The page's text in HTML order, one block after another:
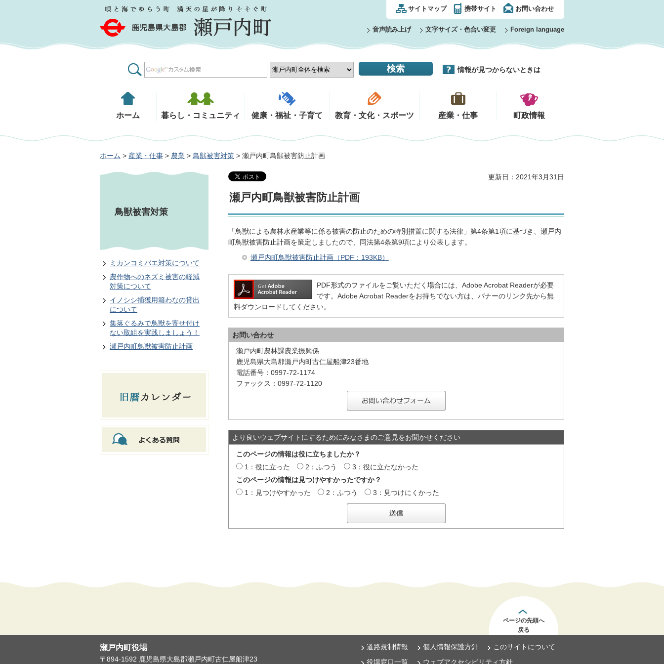
鹿児島県大島郡 瀬戸内町 サイトマップ 携帯サイト お問い合わせ
音声読み上げ 文字サイズ・色合い変更 Foreign language
情報が見つからないときは
ホーム 暮らし・コミュニティ 健康・福祉・子育て 教育・文化・スポーツ 産業・仕事 町政情報
ホーム > 産業・仕事 > 農業 > 鳥獣被害対策 > 瀬戸内町鳥獣被害防止計画
鳥獣被害対策
ミカンコミバエ対策について
農作物へのネズミ被害の軽減
対策について
イノシシ捕獲用箱わなの貸出
について
集落ぐるみで鳥獣を寄せ付け
ない取組を実践しましょう！
瀬戸内町鳥獣被害防止計画
更新日：2021年3月31日
瀬戸内町鳥獣被害防止計画
「鳥獣による農林水産業等に係る被害の防止のための特別措置に関する法律」第4条第1項に基づき、瀬戸内
町鳥獣被害防止計画を策定しましたので、同法第4条第9項により公表します。
瀬戸内町鳥獣被害防止計画（PDF：193KB）
PDF形式のファイルをご覧いただく場合には、Adobe Acrobat Readerが必要
です。Adobe Acrobat Readerをお持ちでない方は、バナーのリンク先から無
料ダウンロードしてください。
お問い合わせ
瀬戸内町農林課農業振興係
鹿児島県大島郡瀬戸内町古仁屋船津23番地
電話番号：0997-72-1174
ファックス：0997-72-1120
より良いウェブサイトにするためにみなさまのご意見をお聞かせください
このページの情報は役に立ちましたか？
1：役に立った
2：ふつう
3：役に立たなかった
このページの情報は見つけやすかったですか？
1：見つけやすかった
2：ふつう 3：見つけにくかった
ページの先頭へ
戻る
道路規制情報 個人情報保護方針
このサイトについて
役場窓口一覧
ウェブアクセシビリティ方針
瀬戸内町役場
〒894-1592 鹿児島県大島郡瀬戸内町古仁屋船津23